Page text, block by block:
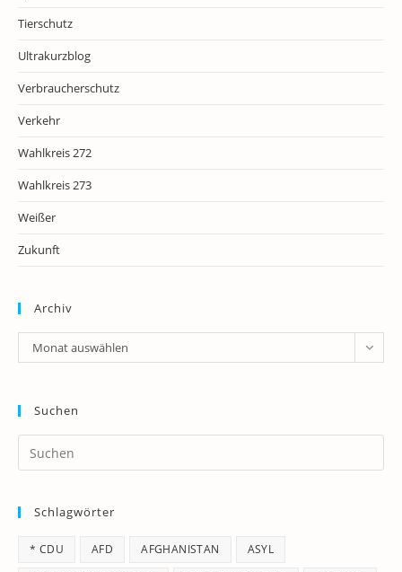
Tierschutz
Ultrakurzblog
Verbraucherschutz
Verkehr
Wahlkreis 272
Wahlkreis 273
Weißer
Zukunft
Archiv
Archiv
Monat auswählen
Suchen
Schlagwörter
* CDU AFD AFGHANISTAN ASYL